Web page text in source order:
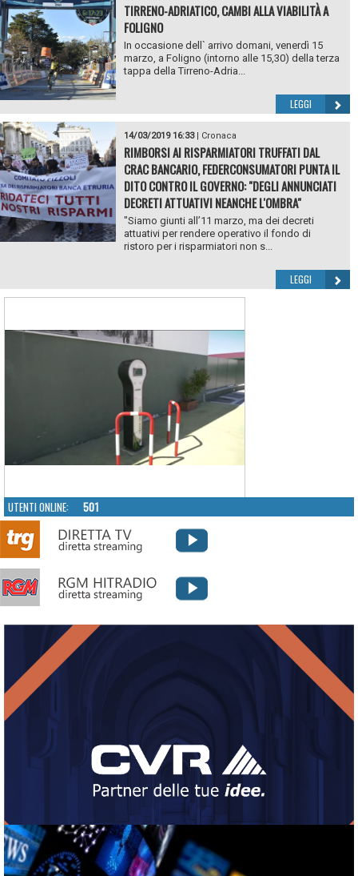
TIRRENO-ADRIATICO, CAMBI ALLA VIABILITÀ A
FOLIGNO
In occasione dell` arrivo domani, venerdì 15
marzo, a Foligno (intorno alle 15,30) della terza
tappa della Tirreno-Adria...
LEGGI
14/03/2019 16:33| Cronaca
RIMBORSI AI RISPARMIATORI TRUFFATI DAL
CRAC BANCARIO, FEDERCONSUMATORI PUNTA IL
DITO CONTRO IL GOVERNO: "DEGLI ANNUNCIATI
DECRETI ATTUATIVI NEANCHE L'OMBRA"
"Siamo giunti all’11 marzo, ma dei decreti
attuativi per rendere operativo il fondo di
ristoro per i risparmiatori non s...
LEGGI
UTENTI ONLINE: 501